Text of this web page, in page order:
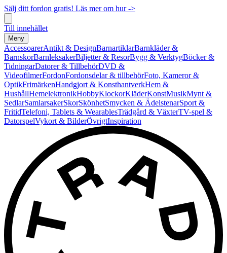
Sälj ditt fordon gratis! Läs mer om hur ->
Till innehållet
Meny
AccessoarerAntikt & DesignBarnartiklarBarnkläder &
BarnskorBarnleksakerBiljetter & ResorBygg & VerktygBöcker &
TidningarDatorer & TillbehörDVD &
VideofilmerFordonFordonsdelar & tillbehörFoto, Kameror &
OptikFrimärkenHandgjort & KonsthantverkHem &
HushållHemelektronikHobbyKlockorKläderKonstMusikMynt &
SedlarSamlarsakerSkorSkönhetSmycken & ÄdelstenarSport &
FritidTelefoni, Tablets & WearablesTrädgård & VäxterTV-spel &
DatorspelVykort & BilderÖvrigtInspiration